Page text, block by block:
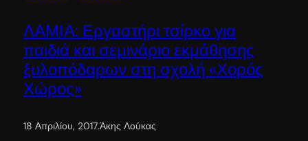
ΛΑΜΙΑ: Εργαστήρι τσίρκο για
παιδιά και σεμινάριο εκμάθησης
ξυλοπόδαρων στη σχολή «Χορός
Χώρος»
18 Απριλίου, 2017.Άκης Λούκας